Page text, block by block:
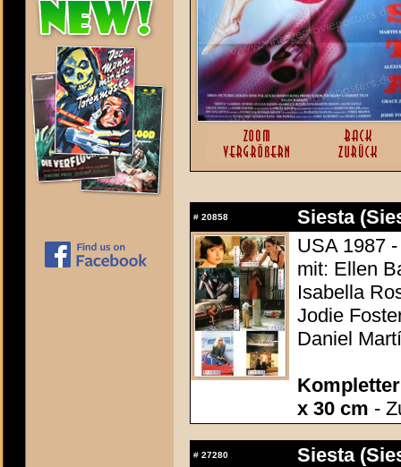
# 20858
Siesta
USA 1987
mit: Ellen
Isabella
Jodie
Daniel Martí
x 30 cm -
# 27280
Siesta